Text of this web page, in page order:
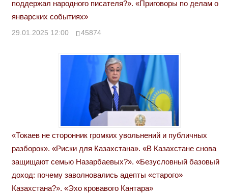
поддержал народного писателя?». «Приговоры по делам о
январских событиях»
29.01.2025 12:00 45874
«Токаев не сторонник громких увольнений и публичных
разборок». «Риски для Казахстана». «В Казахстане снова
защищают семью Назарбаевых?». «Безусловный базовый
доход: почему заволновались адепты «старого»
Казахстана?». «Эхо кровавого Кантара»